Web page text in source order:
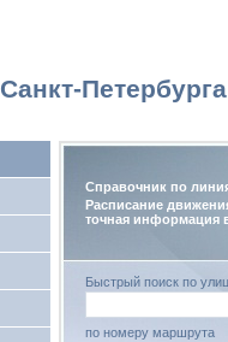
Санкт-Петербурга
Справочник по
Расписание
точная информация
Быстрый поиск по
по номеру маршрута